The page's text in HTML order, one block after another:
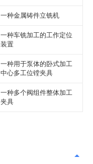
一种金属铸件立铣机
一种车铣加工的工作定位
装置
一种用于泵体的卧式加工
中心多工位镗夹具
一种多个阀组件整体加工
夹具